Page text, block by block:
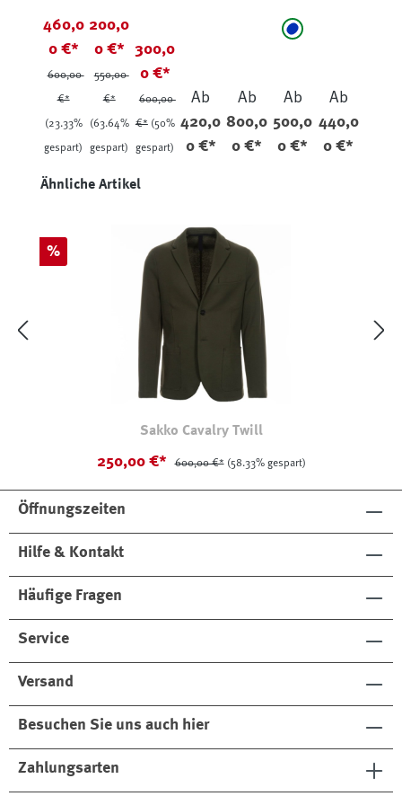
Braun-
Meliert
460,0
0 €*
600,00
€*
(23.33%
gespart)
Leinen
200,0
0 €*
550,00
€*
(63.64%
gespart)
Hahne
ntritt
Beige
300,0
0 €*
600,00
€* (50%
gespart)
Ab
420,0
0 €*
Ab
800,0
0 €*
Kariert
Farbeblau - kariert
Ab
500,0
0 €*
Ab
440,0
0 €*
Produktgalerie überspringen
Ähnliche Artikel
Rabatt
%
Sakko Cavalry Twill
250,00 €* 600,00 €* (58.33% gespart)
Öffnungszeiten
Hilfe & Kontakt
Häufige Fragen
Service
Versand
Besuchen Sie uns auch hier
Zahlungsarten